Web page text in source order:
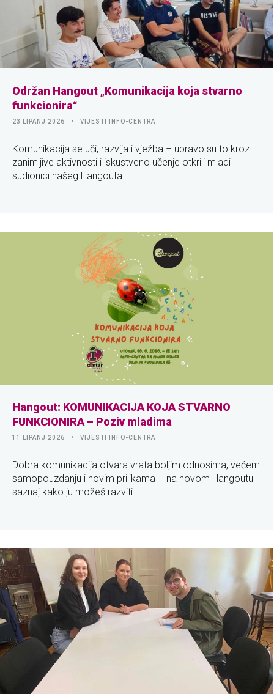
Održan Hangout „Komunikacija koja stvarno
funkcionira“
23 LIPANJ 2026 VIJESTI INFO-CENTRA
Komunikacija se uči, razvija i vježba – upravo su to kroz
zanimljive aktivnosti i iskustveno učenje otkrili mladi
sudionici našeg Hangouta.
Hangout: KOMUNIKACIJA KOJA STVARNO
FUNKCIONIRA – Poziv mladima
11 LIPANJ 2026 VIJESTI INFO-CENTRA
Dobra komunikacija otvara vrata boljim odnosima, većem
samopouzdanju i novim prilikama – na novom Hangoutu
saznaj kako ju možeš razviti.